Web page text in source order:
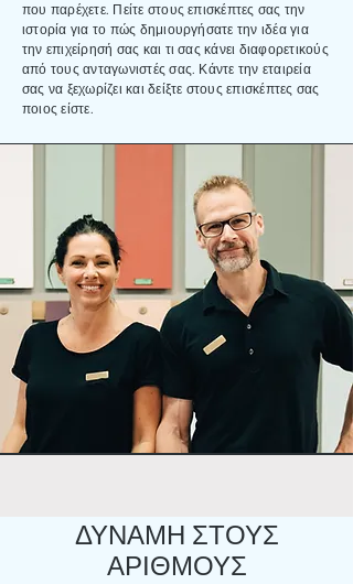
που παρέχετε. Πείτε στους επισκέπτες σας την
ιστορία για το πώς δημιουργήσατε την ιδέα για
την επιχείρησή σας και τι σας κάνει διαφορετικούς
από τους ανταγωνιστές σας. Κάντε την εταιρεία
σας να ξεχωρίζει και δείξτε στους επισκέπτες σας
ποιος είστε.
ΔΥΝΑΜΗ ΣΤΟΥΣ
ΑΡΙΘΜΟΥΣ